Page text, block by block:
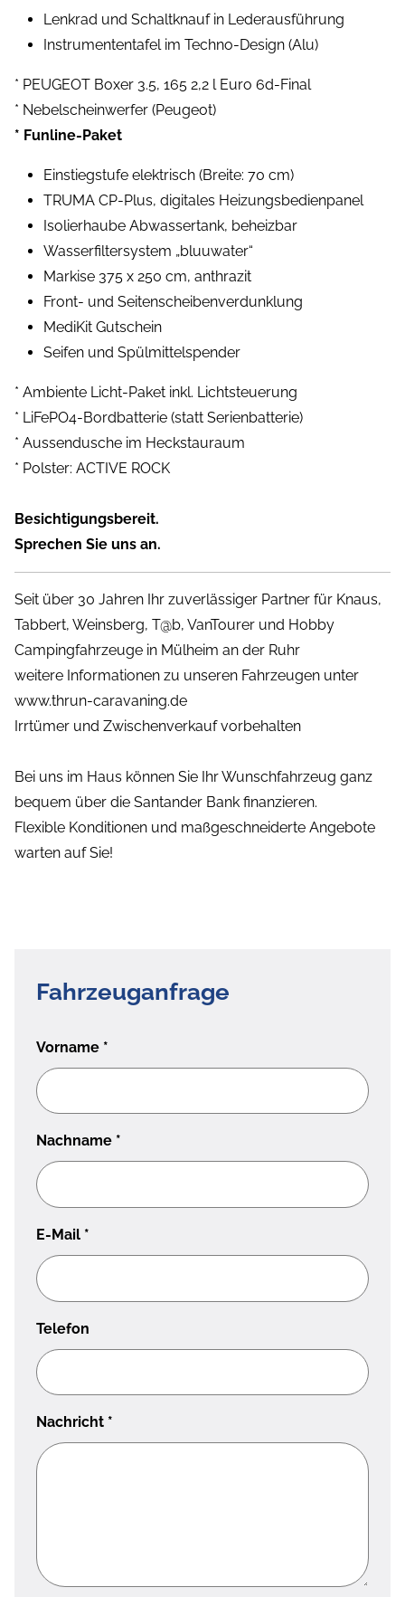
Lenkrad und Schaltknauf in Lederausführung
Instrumententafel im Techno-Design (Alu)
* PEUGEOT Boxer 3.5, 165 2,2 l Euro 6d-Final
* Nebelscheinwerfer (Peugeot)
* Funline-Paket
Einstiegstufe elektrisch (Breite: 70 cm)
TRUMA CP-Plus, digitales Heizungsbedienpanel
Isolierhaube Abwassertank, beheizbar
Wasserfiltersystem „bluuwater“
Markise 375 x 250 cm, anthrazit
Front- und Seitenscheibenverdunklung
MediKit Gutschein
Seifen und Spülmittelspender
* Ambiente Licht-Paket inkl. Lichtsteuerung
* LiFePO4-Bordbatterie (statt Serienbatterie)
* Aussendusche im Heckstauraum
* Polster: ACTIVE ROCK
Besichtigungsbereit.
Sprechen Sie uns an.
Seit über 30 Jahren Ihr zuverlässiger Partner für Knaus,
Tabbert, Weinsberg, T@b, VanTourer und Hobby
Campingfahrzeuge in Mülheim an der Ruhr
weitere Informationen zu unseren Fahrzeugen unter
www.thrun-caravaning.de
Irrtümer und Zwischenverkauf vorbehalten
Bei uns im Haus können Sie Ihr Wunschfahrzeug ganz
bequem über die Santander Bank finanzieren.
Flexible Konditionen und maßgeschneiderte Angebote
warten auf Sie!
Fahrzeuganfrage
Vorname *
Nachname *
E-Mail *
Telefon
Nachricht *